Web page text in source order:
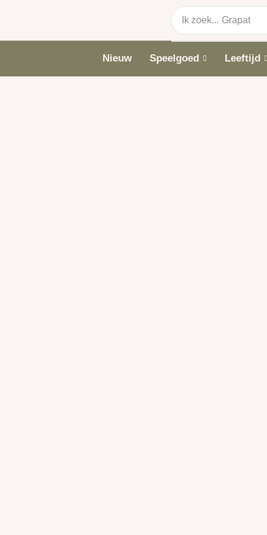
Ik zoek... Grapat
Nieuw Speelgoed Leeftijd